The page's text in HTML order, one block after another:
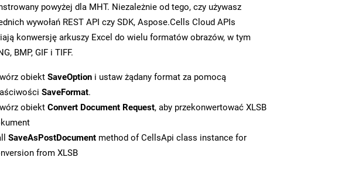
powyżej dla MHT. Niezależnie od tego, czy używasz
wywołań REST API czy SDK, Aspose.Cells Cloud APIs
konwersję arkuszy Excel do wielu formatów obrazów, w tym
BMP, GIF i TIFF.
obiekt SaveOption i ustaw żądany format za pomocą
SaveFormat.
obiekt Convert Document Request, aby przekonwertować XLSB
SaveAsPostDocument method of CellsApi class instance for
from XLSB